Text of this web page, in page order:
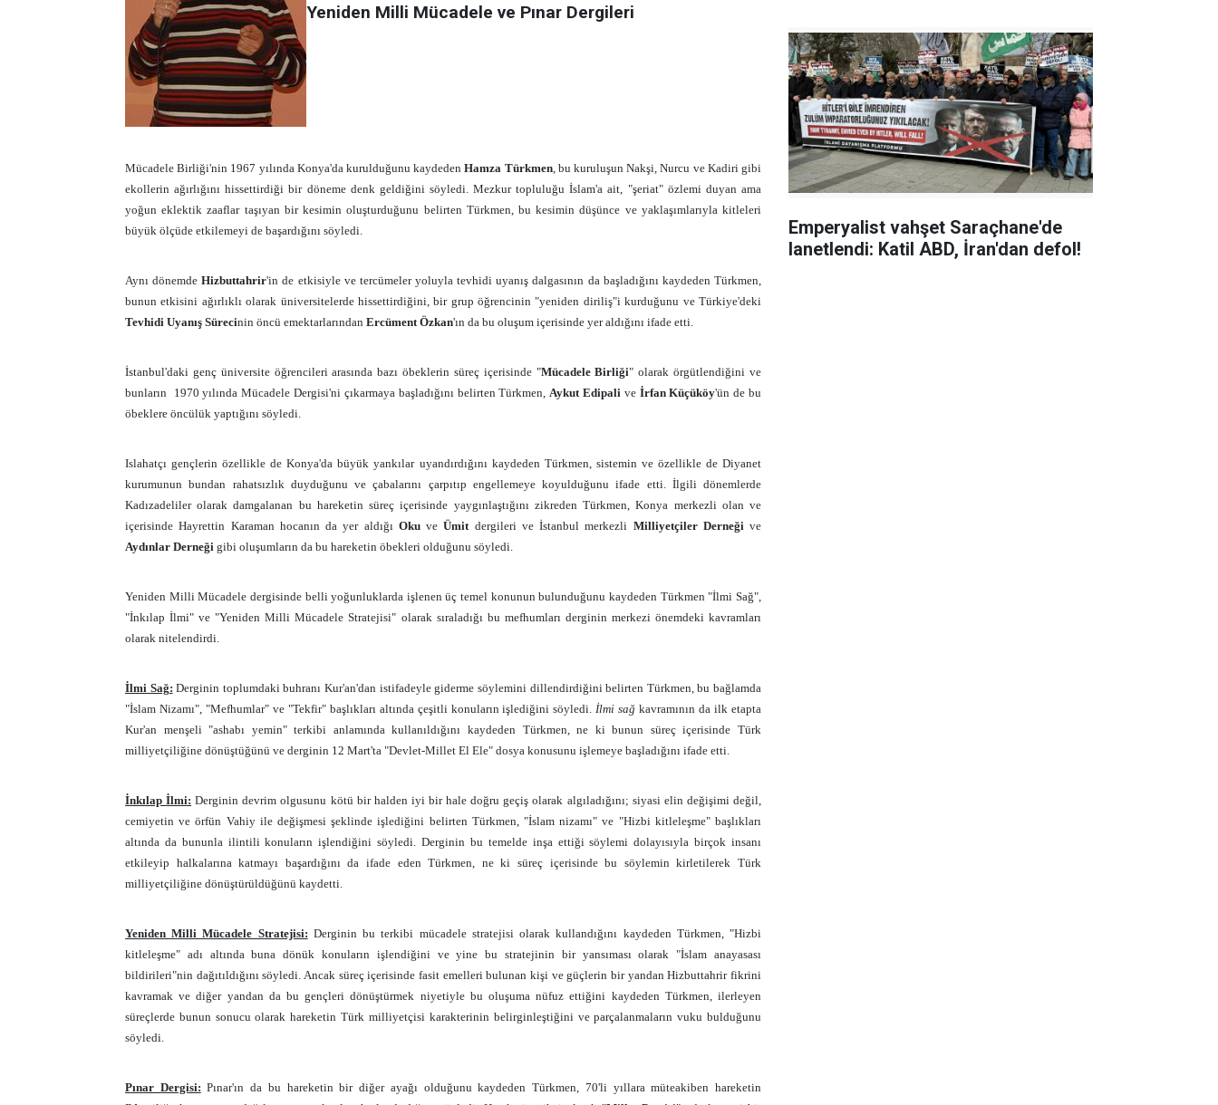
Yeniden Milli Mücadele ve Pınar Dergileri
Mücadele Birliği'nin 1967 yılında Konya'da kurulduğunu kaydedenHamza Türkmen, bu kuruluşun Nakşi, Nurcu ve Kadiri gibi
ekollerin ağırlığını hissettirdiği bir döneme denk geldiğini söyledi. Mezkur topluluğu İslam'a ait, "şeriat" özlemi duyan ama
yoğun eklektik zaaflar taşıyan bir kesimin oluşturduğunu belirten Türkmen, bu kesimin düşünce ve yaklaşımlarıyla kitleleri
büyük ölçüde etkilemeyi de başardığını söyledi.
Aynı dönemdeHizbuttahrir'in de etkisiyle ve tercümeler yoluyla tevhidi uyanış dalgasının da başladığını kaydeden Türkmen,
bunun etkisini ağırlıklı olarak üniversitelerde hissettirdiğini, bir grup öğrencinin "yeniden diriliş"i kurduğunu ve Türkiye'deki
Tevhidi Uyanış Sürecinin öncü emektarlarından Ercüment Özkan'ın da bu oluşum içerisinde yer aldığını ifade etti.
İstanbul'daki genç üniversite öğrencileri arasında bazı öbeklerin süreç içerisinde "Mücadele Birliği" olarak örgütlendiğini ve
bunların 1970 yılında Mücadele Dergisi'ni çıkarmaya başladığını belirten Türkmen,Aykut Edipalive İrfan Küçüköy'ün de bu
öbeklere öncülük yaptığını söyledi.
Islahatçı gençlerin özellikle de Konya'da büyük yankılar uyandırdığını kaydeden Türkmen, sistemin ve özellikle de Diyanet
kurumunun bundan rahatsızlık duyduğunu ve çabalarını çarpıtıp engellemeye koyulduğunu ifade etti. İlgili dönemlerde
Kadızadeliler olarak damgalanan bu hareketin süreç içerisinde yaygınlaştığını zikreden Türkmen, Konya merkezli olan ve
içerisinde Hayrettin Karaman hocanın da yer aldığı OkuveÜmitdergileri ve İstanbul merkezli Milliyetçiler Derneğive
Aydınlar Derneği gibi oluşumların da bu hareketin öbekleri olduğunu söyledi.
Yeniden Milli Mücadele dergisinde belli yoğunluklarda işlenen üç temel konunun bulunduğunu kaydeden Türkmen "İlmi Sağ",
"İnkılap İlmi" ve "Yeniden Milli Mücadele Stratejisi" olarak sıraladığı bu mefhumları derginin merkezi önemdeki kavramları
olarak nitelendirdi.
İlmi Sağ: Derginin toplumdaki buhranı Kur'an'dan istifadeyle giderme söylemini dillendirdiğini belirten Türkmen, bu bağlamda
"İslam Nizamı", "Mefhumlar" ve "Tekfir" başlıkları altında çeşitli konuların işlediğini söyledi.İlmi sağ kavramının da ilk etapta
Kur'an menşeli "ashabı yemin" terkibi anlamında kullanıldığını kaydeden Türkmen, ne ki bunun süreç içerisinde Türk
milliyetçiliğine dönüştüğünü ve derginin 12 Mart'ta "Devlet-Millet El Ele" dosya konusunu işlemeye başladığını ifade etti.
İnkılap İlmi: Derginin devrim olgusunu kötü bir halden iyi bir hale doğru geçiş olarak algıladığını; siyasi elin değişimi değil,
cemiyetin ve örfün Vahiy ile değişmesi şeklinde işlediğini belirten Türkmen, "İslam nizamı" ve "Hizbi kitleleşme" başlıkları
altında da bununla ilintili konuların işlendiğini söyledi. Derginin bu temelde inşa ettiği söylemi dolayısıyla birçok insanı
etkileyip halkalarına katmayı başardığını da ifade eden Türkmen, ne ki süreç içerisinde bu söylemin kirletilerek Türk
milliyetçiliğine dönüştürüldüğünü kaydetti.
Yeniden Milli Mücadele Stratejisi: Derginin bu terkibi mücadele stratejisi olarak kullandığını kaydeden Türkmen, "Hizbi
kitleleşme" adı altında buna dönük konuların işlendiğini ve yine bu stratejinin bir yansıması olarak "İslam anayasası
bildirileri"nin dağıtıldığını söyledi. Ancak süreç içerisinde fasit emelleri bulunan kişi ve güçlerin bir yandan Hizbuttahrir fikrini
kavramak ve diğer yandan da bu gençleri dönüştürmek niyetiyle bu oluşuma nüfuz ettiğini kaydeden Türkmen, ilerleyen
süreçlerde bunun sonucu olarak hareketin Türk milliyetçisi karakterinin belirginleştiğini ve parçalanmaların vuku bulduğunu
söyledi.
Pınar Dergisi: Pınar'ın da bu hareketin bir diğer ayağı olduğunu kaydeden Türkmen, 70'li yıllara müteakiben hareketin
Emperyalist vahşet Saraçhane'de
lanetlendi: Katil ABD, İran'dan defol!